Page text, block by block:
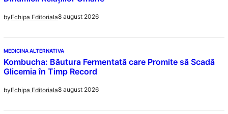
byEchipa Editoriala8 august 2026
MEDICINA ALTERNATIVA
Kombucha: Băutura Fermentată care Promite să Scadă
Glicemia în Timp Record
byEchipa Editoriala8 august 2026